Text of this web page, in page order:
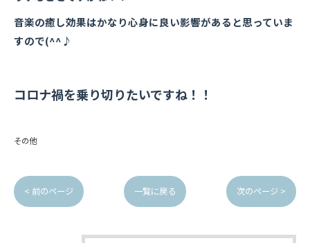
音楽の癒し効果はかなり心身に良い影響があると思っていま
すので(^^♪
コロナ禍を乗り切りたいですね！！
その他
< 前のページ 一覧に戻る 次のページ >